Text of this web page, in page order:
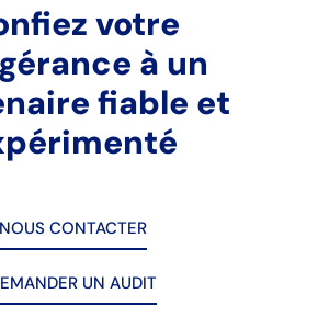
votre
à un
fiable et
NOUS CONTACTER
UN AUDIT